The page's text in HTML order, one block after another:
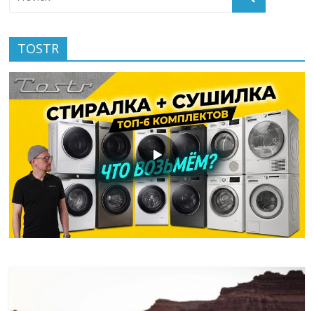
TOSTR